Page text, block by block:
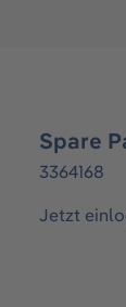
Spare
3364168
Jetzt